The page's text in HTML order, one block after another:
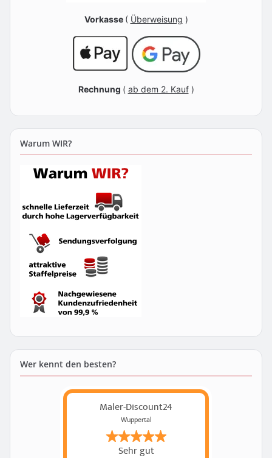
Vorkasse ( Überweisung )
Rechnung ( ab dem 2. Kauf)
Warum WIR?
Wer kennt den besten?
Maler-Discount24
Wuppertal
Sehr gut